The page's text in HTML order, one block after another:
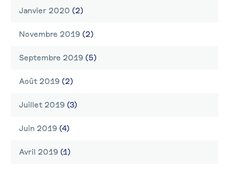
Janvier 2020 (2)
Novembre 2019 (2)
Septembre 2019 (5)
Août 2019 (2)
Juillet 2019 (3)
Juin 2019 (4)
Avril 2019 (1)